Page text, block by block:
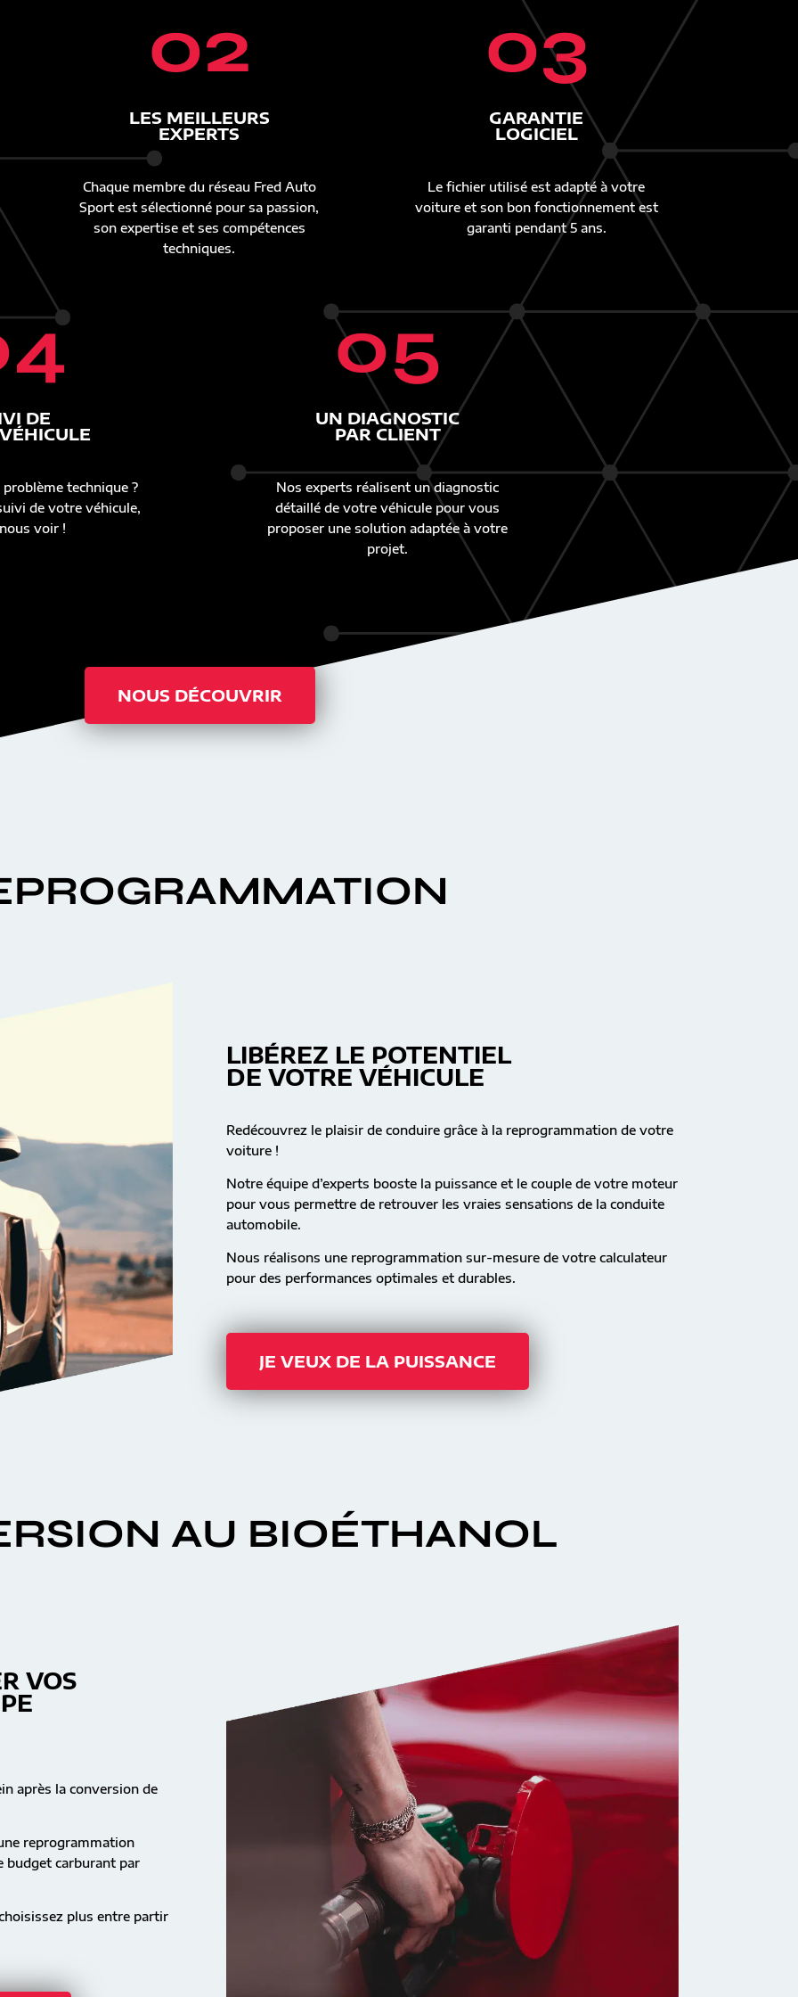
02
LES MEILLEURS
EXPERTS
Chaque membre du réseau Fred Auto
Sport est sélectionné pour sa passion,
son expertise et ses compétences
techniques.
03
GARANTIE
LOGICIEL
Le fichier utilisé est adapté à votre
voiture et son bon fonctionnement est
garanti pendant 5 ans.
DE
technique ?
de votre véhicule,
voir !
05
UN DIAGNOSTIC
PAR CLIENT
Nos experts réalisent un diagnostic
détaillé de votre véhicule pour vous
proposer une solution adaptée à votre
projet.
NOUS DÉCOUVRIR
LIBÉREZ LE POTENTIEL
DE VOTRE VÉHICULE
Redécouvrez le plaisir de conduire grâce à la reprogrammation de votre
voiture !
Notre équipe d’experts booste la puissance et le couple de votre moteur
pour vous permettre de retrouver les vraies sensations de la conduite
automobile.
Nous réalisons une reprogrammation sur-mesure de votre calculateur
pour des performances optimales et durables.
JE VEUX DE LA PUISSANCE
AU BIOÉTHANOL
VOS
après la conversion de
reprogrammation
budget carburant par
plus entre partir